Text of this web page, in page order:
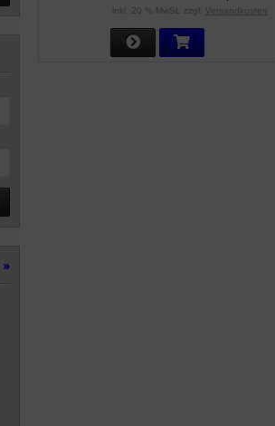
inkl. 20 % MwSt. zzgl. Versandkosten
»